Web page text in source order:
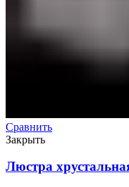
Сравнить
Закрыть
Люстра